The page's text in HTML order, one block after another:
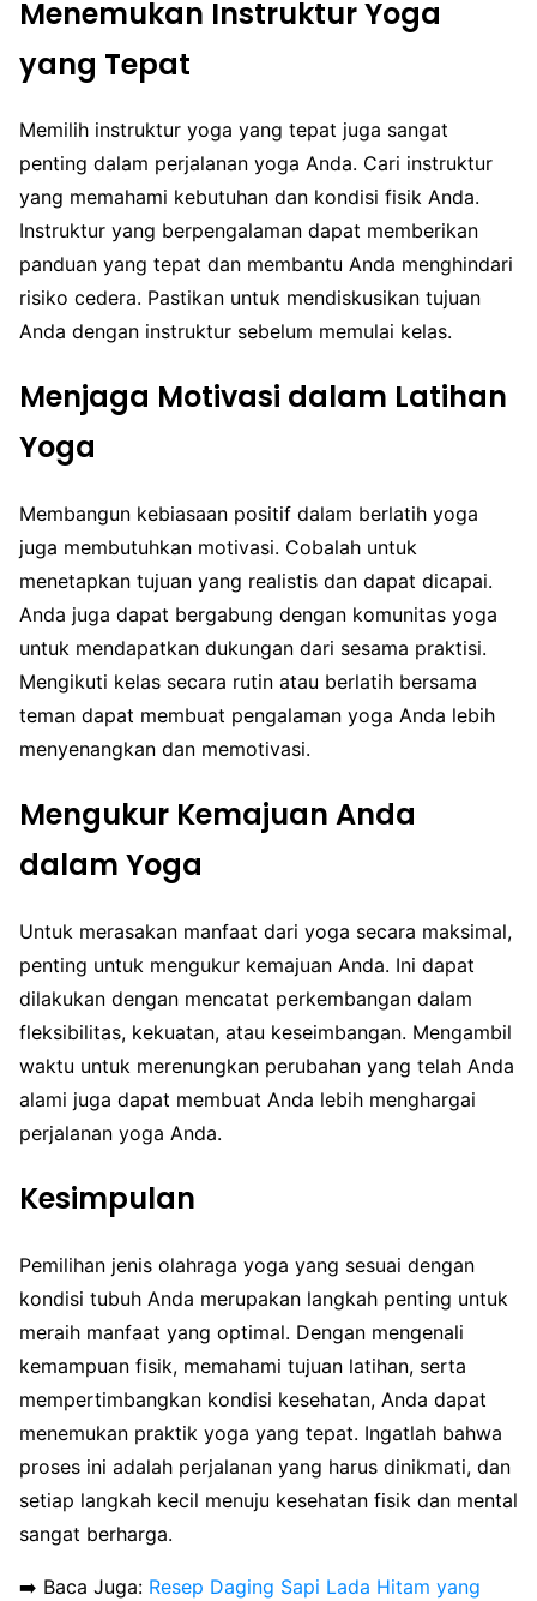
Menemukan Instruktur Yoga
yang Tepat
Memilih instruktur yoga yang tepat juga sangat
penting dalam perjalanan yoga Anda. Cari instruktur
yang memahami kebutuhan dan kondisi fisik Anda.
Instruktur yang berpengalaman dapat memberikan
panduan yang tepat dan membantu Anda menghindari
risiko cedera. Pastikan untuk mendiskusikan tujuan
Anda dengan instruktur sebelum memulai kelas.
Menjaga Motivasi dalam Latihan
Yoga
Membangun kebiasaan positif dalam berlatih yoga
juga membutuhkan motivasi. Cobalah untuk
menetapkan tujuan yang realistis dan dapat dicapai.
Anda juga dapat bergabung dengan komunitas yoga
untuk mendapatkan dukungan dari sesama praktisi.
Mengikuti kelas secara rutin atau berlatih bersama
teman dapat membuat pengalaman yoga Anda lebih
menyenangkan dan memotivasi.
Mengukur Kemajuan Anda
dalam Yoga
Untuk merasakan manfaat dari yoga secara maksimal,
penting untuk mengukur kemajuan Anda. Ini dapat
dilakukan dengan mencatat perkembangan dalam
fleksibilitas, kekuatan, atau keseimbangan. Mengambil
waktu untuk merenungkan perubahan yang telah Anda
alami juga dapat membuat Anda lebih menghargai
perjalanan yoga Anda.
Kesimpulan
Pemilihan jenis olahraga yoga yang sesuai dengan
kondisi tubuh Anda merupakan langkah penting untuk
meraih manfaat yang optimal. Dengan mengenali
kemampuan fisik, memahami tujuan latihan, serta
mempertimbangkan kondisi kesehatan, Anda dapat
menemukan praktik yoga yang tepat. Ingatlah bahwa
proses ini adalah perjalanan yang harus dinikmati, dan
setiap langkah kecil menuju kesehatan fisik dan mental
sangat berharga.
➡️ Baca Juga: Resep Daging Sapi Lada Hitam yang